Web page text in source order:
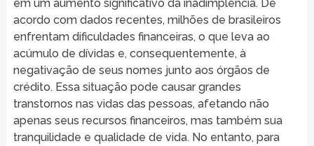
em um aumento significativo da inadimplência. De
acordo com dados recentes, milhões de brasileiros
enfrentam dificuldades financeiras, o que leva ao
acúmulo de dívidas e, consequentemente, à
negativação de seus nomes junto aos órgãos de
crédito. Essa situação pode causar grandes
transtornos nas vidas das pessoas, afetando não
apenas seus recursos financeiros, mas também sua
tranquilidade e qualidade de vida. No entanto, para